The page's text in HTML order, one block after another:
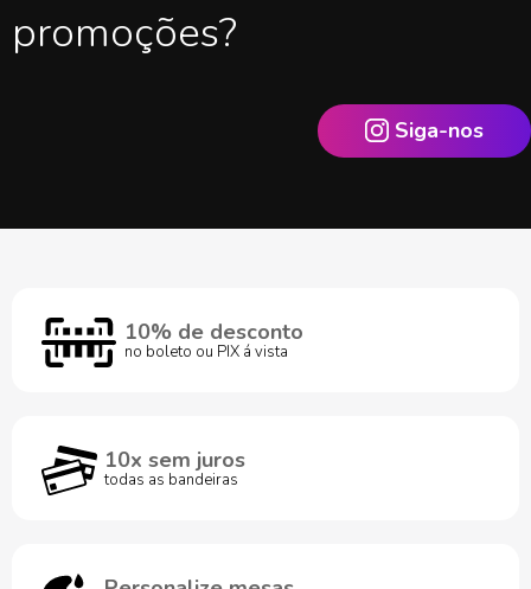
promoções?
Siga-nos
10% de desconto
no boleto ou PIX á vista
10x sem juros
todas as bandeiras